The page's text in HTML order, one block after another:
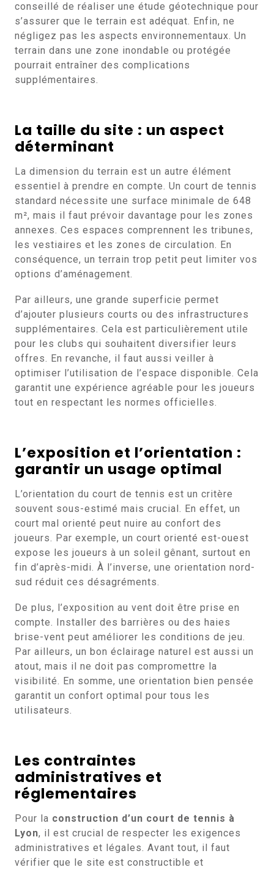
conseillé de réaliser une étude géotechnique pour
s’assurer que le terrain est adéquat. Enfin, ne
négligez pas les aspects environnementaux. Un
terrain dans une zone inondable ou protégée
pourrait entraîner des complications
supplémentaires.
La taille du site : un aspect
déterminant
La dimension du terrain est un autre élément
essentiel à prendre en compte. Un court de tennis
standard nécessite une surface minimale de 648
m², mais il faut prévoir davantage pour les zones
annexes. Ces espaces comprennent les tribunes,
les vestiaires et les zones de circulation. En
conséquence, un terrain trop petit peut limiter vos
options d’aménagement.
Par ailleurs, une grande superficie permet
d’ajouter plusieurs courts ou des infrastructures
supplémentaires. Cela est particulièrement utile
pour les clubs qui souhaitent diversifier leurs
offres. En revanche, il faut aussi veiller à
optimiser l’utilisation de l’espace disponible. Cela
garantit une expérience agréable pour les joueurs
tout en respectant les normes officielles.
L’exposition et l’orientation :
garantir un usage optimal
L’orientation du court de tennis est un critère
souvent sous-estimé mais crucial. En effet, un
court mal orienté peut nuire au confort des
joueurs. Par exemple, un court orienté est-ouest
expose les joueurs à un soleil gênant, surtout en
fin d’après-midi. À l’inverse, une orientation nord-
sud réduit ces désagréments.
De plus, l’exposition au vent doit être prise en
compte. Installer des barrières ou des haies
brise-vent peut améliorer les conditions de jeu.
Par ailleurs, un bon éclairage naturel est aussi un
atout, mais il ne doit pas compromettre la
visibilité. En somme, une orientation bien pensée
garantit un confort optimal pour tous les
utilisateurs.
Les contraintes
administratives et
réglementaires
Pour la construction d’un court de tennis à
Lyon, il est crucial de respecter les exigences
administratives et légales. Avant tout, il faut
vérifier que le site est constructible et